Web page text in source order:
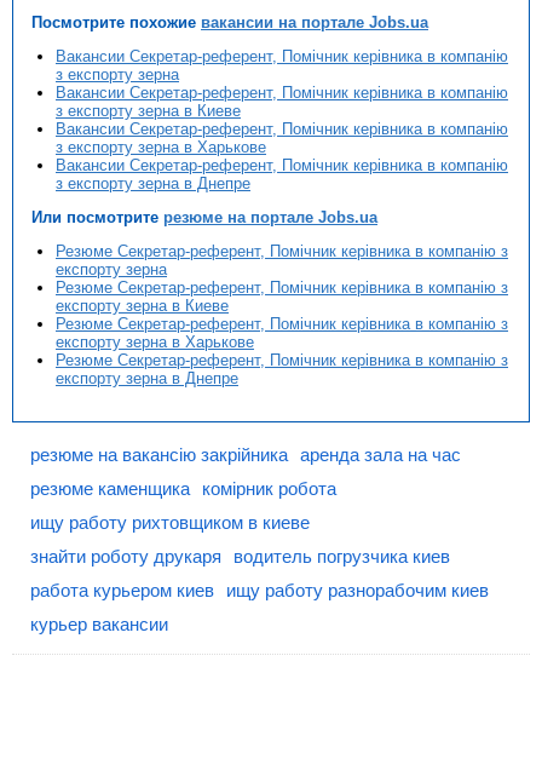
Посмотрите похожие вакансии на портале Jobs.ua
Вакансии Секретар-референт, Помічник керівника в компанію
з експорту зерна
Вакансии Секретар-референт, Помічник керівника в компанію
з експорту зерна в Киеве
Вакансии Секретар-референт, Помічник керівника в компанію
з експорту зерна в Харькове
Вакансии Секретар-референт, Помічник керівника в компанію
з експорту зерна в Днепре
Или посмотрите резюме на портале Jobs.ua
Резюме Секретар-референт, Помічник керівника в компанію з
експорту зерна
Резюме Секретар-референт, Помічник керівника в компанію з
експорту зерна в Киеве
Резюме Секретар-референт, Помічник керівника в компанію з
експорту зерна в Харькове
Резюме Секретар-референт, Помічник керівника в компанію з
експорту зерна в Днепре
резюме на вакансію закрійника аренда зала на час
резюме каменщика
комірник робота
ищу работу рихтовщиком в киеве
знайти роботу друкаря
водитель погрузчика киев
работа курьером киев
ищу работу разнорабочим киев
курьер вакансии